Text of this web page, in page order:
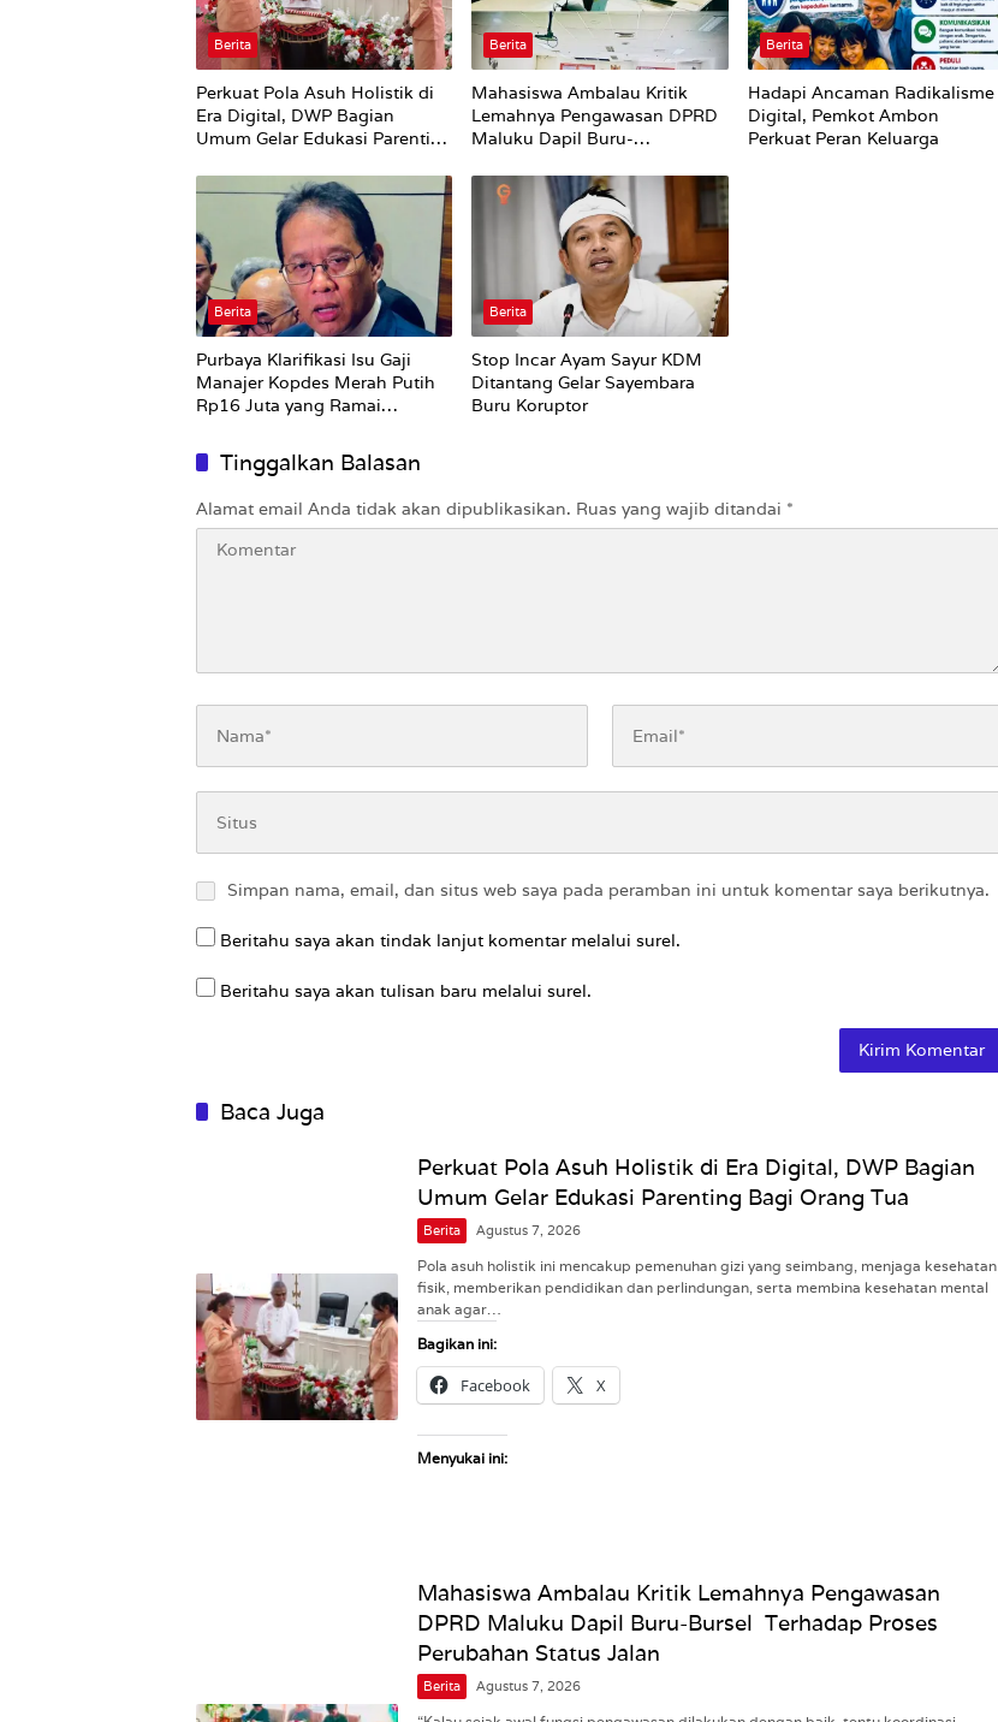
Berita
Perkuat Pola Asuh Holistik di
Era Digital, DWP Bagian
Umum Gelar Edukasi Parenting
Berita
Mahasiswa Ambalau Kritik
Lemahnya Pengawasan DPRD
Maluku Dapil Buru-
Perubahan Status Jalan
Berita
Hadapi Ancaman Radikalisme
Digital, Pemkot Ambon
Perkuat Peran Keluarga
Berita
Purbaya Klarifikasi Isu Gaji
Manajer Kopdes Merah Putih
Rp16 Juta yang Ramai
Berita
Stop Incar Ayam Sayur KDM
Ditantang Gelar Sayembara
Buru Koruptor
Tinggalkan Balasan
Alamat email Anda tidak akan dipublikasikan. Ruas yang wajib ditandai *
Simpan nama, email, dan situs web saya pada peramban ini untuk komentar saya berikutnya.
Beritahu saya akan tindak lanjut komentar melalui surel.
Beritahu saya akan tulisan baru melalui surel.
Baca Juga
Perkuat Pola Asuh Holistik di Era Digital, DWP Bagian
Umum Gelar Edukasi Parenting Bagi Orang Tua
Berita Agustus 7, 2026
Pola asuh holistik ini mencakup pemenuhan gizi yang seimbang, menjaga kesehatan
fisik, memberikan pendidikan dan perlindungan, serta membina kesehatan mental
anak agar…
Bagikan ini:
Facebook X
Menyukai ini:
Mahasiswa Ambalau Kritik Lemahnya Pengawasan
DPRD Maluku Dapil Buru-Bursel Terhadap Proses
Perubahan Status Jalan
Berita Agustus 7, 2026